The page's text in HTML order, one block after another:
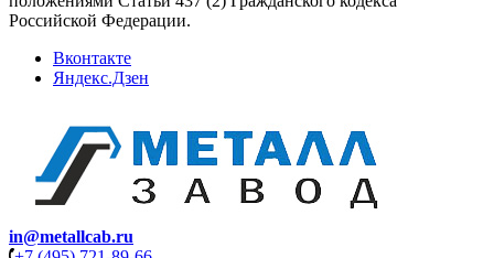
Российской Федерации.
Вконтакте
Яндекс.Дзен
in@metallcab.ru